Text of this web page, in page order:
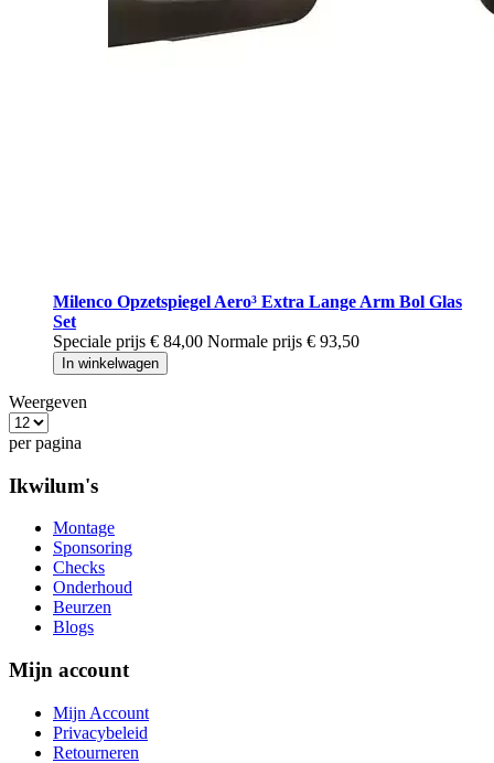
Milenco Opzetspiegel Aero³ Extra Lange Arm Bol Glas
Set
Speciale prijs € 84,00 Normale prijs € 93,50
In winkelwagen
Weergeven
per pagina
Ikwilum's
Montage
Sponsoring
Checks
Onderhoud
Beurzen
Blogs
Mijn account
Mijn Account
Privacybeleid
Retourneren